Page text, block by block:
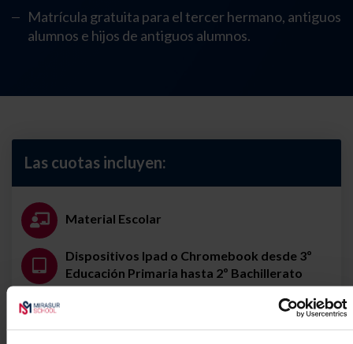
Matrícula gratuita para el tercer hermano, antiguos
alumnos e hijos de antiguos alumnos.
Las cuotas incluyen:
Material Escolar
Dispositivos Ipad o Chromebook desde 3º
Educación Primaria hasta 2º Bachillerato
Visitas educativas dentro del horario escolar